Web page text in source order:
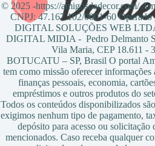
© 2025 -https://amigosdadecor.com/
CNPJ: 47.167.102/0001-60
DIGITAL SOLUÇÕES WEB
DIGITAL MIDIA - Pedro Delmanto
Vila Maria, CEP 18.611 -
BOTUCATU – SP, Brasil O portal
tem como missão oferecer informações
finanças pessoais, economia,
empréstimos e outros produtos do
Todos os conteúdos disponibilizados
exigimos nenhum tipo de pagamento,
depósito para acesso ou solicitação
mencionados. Caso receba qualquer